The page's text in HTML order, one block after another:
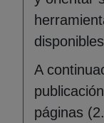
A
páginas